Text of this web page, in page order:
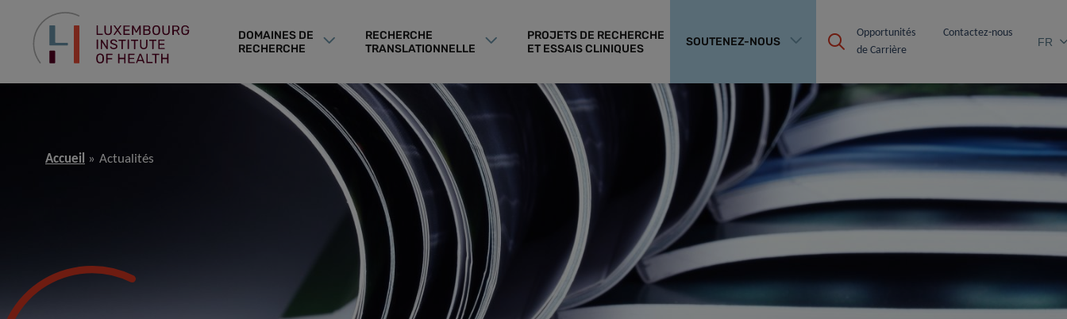
DOMAINES DE
RECHERCHE
RECHERCHE
TRANSLATIONNELLE
PROJETS DE RECHERCHE
ET ESSAIS CLINIQUES
SOUTENEZ-NOUS
Opportunités
de Carrière
Contactez-nous
FR
Accueil Actualités